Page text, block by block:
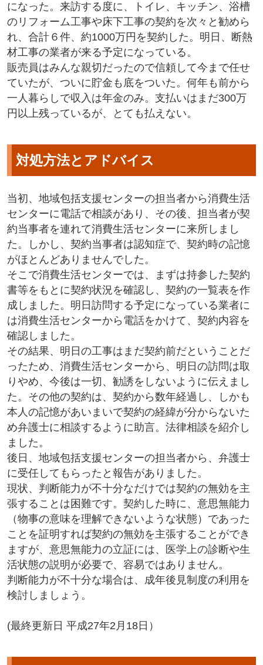
になった。来訪する度に、トイレ、キッチン、浴槽
のリフォーム工事や床下工事の契約を次々と勧めら
れ、合計６件、約1000万円を契約した。明日、断熱
材工事の業者が来る予定になっている。
販売員はみんな親切だったので信頼して今まで任せ
ていたが、ついに貯金も底をついた。何年も前から
一人暮らしで収入は年金のみ。支払いはまだ300万
円以上残っているが、とても払えない。
対処方法とアドバイス
当初、地域包括支援センターの担当者から消費生活
センターに電話で相談があり、その後、担当者が契
約当事者を連れて消費生活センターに来所しまし
た。しかし、契約当事者は認知症で、契約時の記憶
がほとんどありませんでした。
そこで消費生活センターでは、まずは持参した契約
書等をもとに契約状況を確認し、契約の一覧表を作
成しました。明日訪問する予定になっている業者に
は消費生活センターから電話をかけて、契約内容を
確認しました。
その結果、明日の工事はまだ契約前だということだ
ったため、消費生活センターから、明日の訪問は取
りやめ、今後は一切、勧誘をしないように伝えまし
た。その他の契約は、契約から数年経過し、しかも
本人の記憶があいまいで契約の経緯が分からないた
め弁護士に相談するように助言。法律相談を紹介し
ました。
後日、地域包括支援センターの担当者から、弁護士
に受任してもらったと報告がありました。
現状、判断能力が不十分なだけでは契約の無効を主
張することは困難です。契約した時に、意思無能力
（物事の意味を理解できないような状態）であった
ことを証明すれば契約の無効を主張することができ
ますが、意思無能力の立証には、医学上の診断や生
活状態の説明が必要で、容易ではありません。
判断能力が不十分な場合は、成年後見制度の利用を
検討しましょう。
(最終更新日 平成27年2月18日）